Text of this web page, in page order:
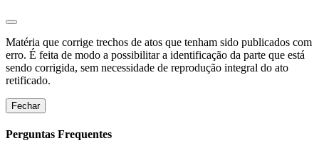
Matéria que corrige trechos de atos que tenham sido publicados com
erro. É feita de modo a possibilitar a identificação da parte que está
sendo corrigida, sem necessidade de reprodução integral do ato
retificado.
Fechar
Perguntas Frequentes